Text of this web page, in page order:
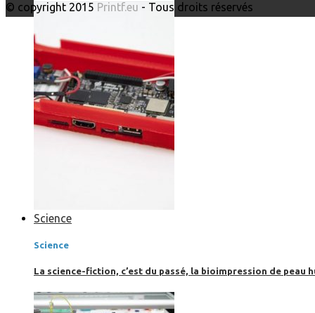
Science
Science
La science-fiction, c’est du passé, la bioimpression de peau
© copyright 2015 Printf.eu - Tous droits réservés